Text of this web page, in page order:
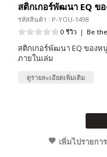
สติกเกอร์พัฒนา EQ ข
รหัสสินค้า : P-YOU-1498
0 รีวิว | Be
สติกเกอร์พัฒนา EQ ของ
ภายในเล่ม
ดูรายละเอียดเพิ่มเติม
เพิ่มไปรายกา